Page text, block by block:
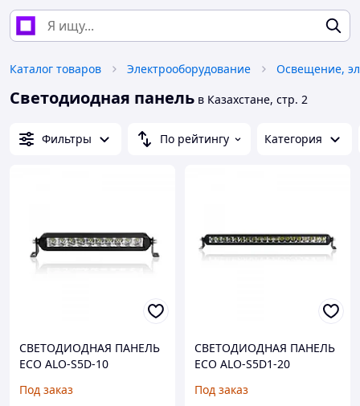
Каталог товаров Электрооборудование Освещение,
Светодиодная панель в Казахстане, стр. 2
Фильтры По рейтингу Категория
СВЕТОДИОДНАЯ ПАНЕЛЬ
ECO ALO-S5D-10
Под заказ
СВЕТОДИОДНАЯ ПАНЕЛЬ
ECO ALO-S5D1-20
Под заказ